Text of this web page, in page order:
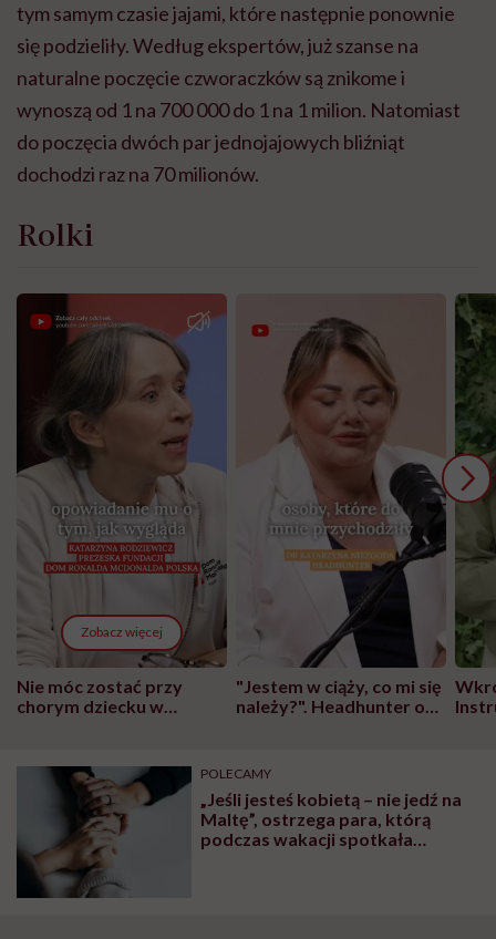
tym samym czasie jajami, które następnie ponownie
się podzieliły. Według ekspertów, już szanse na
naturalne poczęcie czworaczków są znikome i
wynoszą od 1 na 700 000 do 1 na 1 milion. Natomiast
do poczęcia dwóch par jednojajowych bliźniąt
dochodzi raz na 70 milionów.
Rolki
Zobacz więcej
Nie móc zostać przy
chorym dziecku w
może chyba tylko
głupota i brak
wyobraźni"
"Jestem w ciąży, co mi się
należy?". Headhunter o
pracy
POLECAMY
„Jeśli jesteś kobietą – nie jedź na
Maltę”, ostrzega para, którą
podczas wakacji spotkała